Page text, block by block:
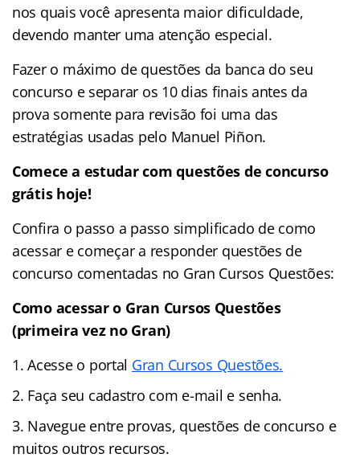
nos quais você apresenta maior dificuldade,
devendo manter uma atenção especial.
Fazer o máximo de questões da banca do seu
concurso e separar os 10 dias finais antes da
prova somente para revisão foi uma das
estratégias usadas pelo Manuel Piñon.
Comece a estudar com questões de concurso
grátis hoje!
Confira o passo a passo simplificado de como
acessar e começar a responder questões de
concurso comentadas no Gran Cursos Questões:
Como acessar o Gran Cursos Questões
(primeira vez no Gran)
Acesse o portal Gran Cursos Questões.
Faça seu cadastro com e-mail e senha.
Navegue entre provas, questões de concurso e
muitos outros recursos.